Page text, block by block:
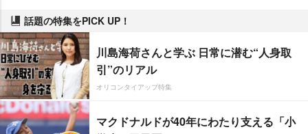
話題の特集をPICK UP！
川島海荷さんと学ぶ 日常に潜む“人身取
引”のリアル
オリコンタイアップ特集
マクドナルドが40年にわたり支える「小